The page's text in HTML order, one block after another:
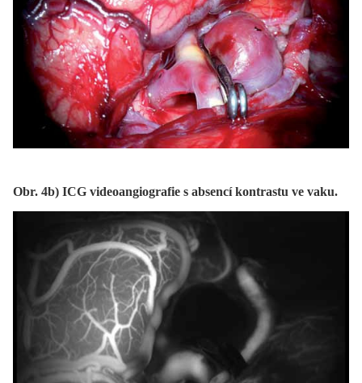
Obr. 4b) ICG videoangiografie s absencí kontrastu ve vaku.